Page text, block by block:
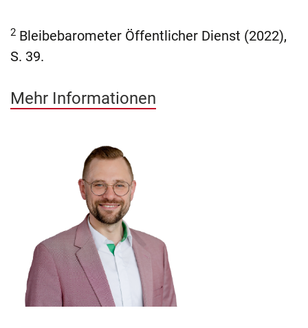
2 Bleibebarometer Öffentlicher Dienst (2022),
S. 39.
Mehr Informationen